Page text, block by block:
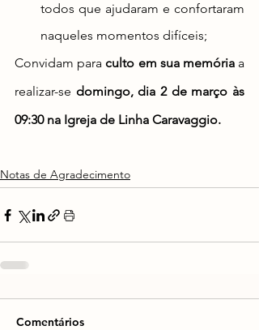
todos que ajudaram e confortaram
naqueles momentos difíceis;
Convidam para culto em sua memória a
realizar-se domingo, dia 2 de março às
09:30 na Igreja de Linha Caravaggio.
Notas de Agradecimento
Comentários